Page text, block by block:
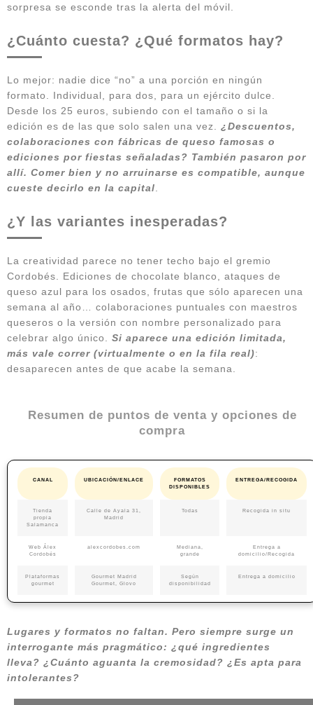
sorpresa se esconde tras la alerta del móvil.
¿Cuánto cuesta? ¿Qué formatos hay?
Lo mejor: nadie dice “no” a una porción en ningún
formato. Individual, para dos, para un ejército dulce.
Desde los 25 euros, subiendo con el tamaño o si la
edición es de las que solo salen una vez. ¿Descuentos,
colaboraciones con fábricas de queso famosas o
ediciones por fiestas señaladas? También pasaron por
allí. Comer bien y no arruinarse es compatible, aunque
cueste decirlo en la capital
¿Y las variantes inesperadas?
La creatividad parece no tener techo bajo el gremio
Cordobés. Ediciones de chocolate blanco, ataques de
queso azul para los osados, frutas que sólo aparecen una
semana al año… colaboraciones puntuales con maestros
queseros o la versión con nombre personalizado para
celebrar algo único. Si aparece una edición limitada,
más vale correr (virtualmente o en la fila real):
desaparecen antes de que acabe la semana.
Resumen de puntos de venta y opciones de
compra
CANAL UBICACIÓN/ENLACE
FORMATOS
DISPONIBLES
ENTREGA/RECOGIDA
Tienda
propia
Salamanca
Calle de Ayala 31,
Madrid
Todas Recogida in situ
Web Álex
Cordobés
alexcordobes.com
Mediana,
grande
Entrega a
domicilio/Recogida
Plataformas
gourmet
Gourmet Madrid
Gourmet, Glovo
Según
disponibilidad
Entrega a domicilio
Lugares y formatos no faltan. Pero siempre surge un
interrogante más pragmático: ¿qué ingredientes
lleva? ¿Cuánto aguanta la cremosidad? ¿Es apta para
intolerantes?